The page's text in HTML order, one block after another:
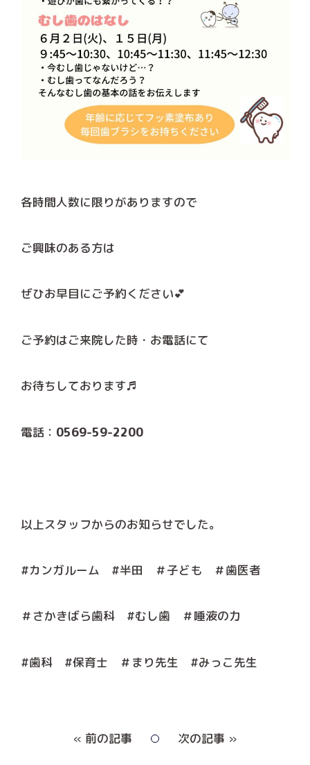
各時間人数に限りがありますので
ご興味のある方は
ぜひお早目にご予約ください💕
ご予約はご来院した時・お電話にて
お待ちしております♬
電話： 0569-59-2200
以上スタッフからのお知らせでした。
#カンガルーム #半田 ＃子ども ＃歯医者
＃さかきばら歯科 #むし歯 ＃唾液の力
#歯科 #保育士 ＃まり先生 #みっこ先生
« 前の記事 次の記事 »